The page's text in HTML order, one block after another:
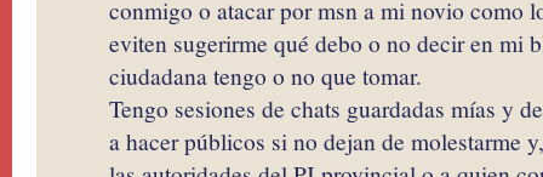
conmigo o atacar por msn a mi novio como
eviten sugerirme qué debo o no decir en mi
ciudadana tengo o no que tomar.
Tengo sesiones de chats guardadas mías y
a hacer públicos si no dejan de molestarme